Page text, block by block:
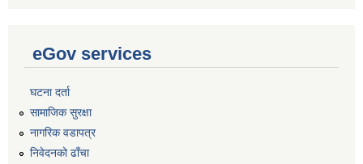
eGov services
घटना दर्ता
सामाजिक सुरक्षा
नागरिक वडापत्र
निवेदनको ढाँचा